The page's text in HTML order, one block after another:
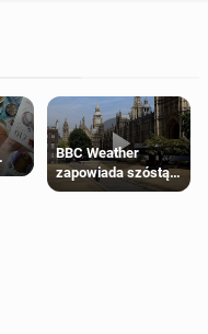
BBC Weather
zapowiada szóstą
falę upałów w